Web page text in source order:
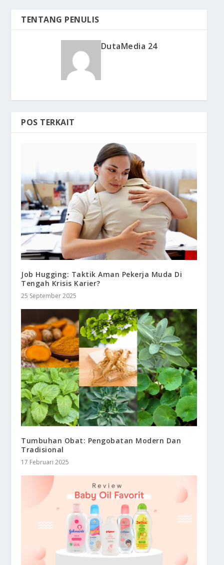
TENTANG PENULIS
DutaMedia 24
POS TERKAIT
Job Hugging: Taktik Aman Pekerja Muda Di
Tengah Krisis Karier?
25 September 2025
Tumbuhan Obat: Pengobatan Modern Dan
Tradisional
17 Februari 2025